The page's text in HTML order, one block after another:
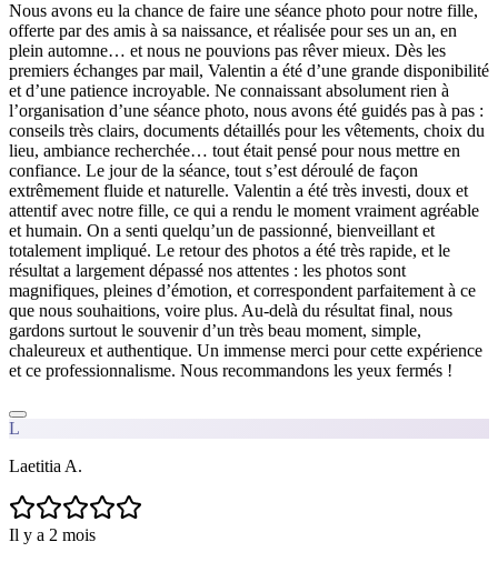
Nous avons eu la chance de faire une séance photo pour notre fille,
offerte par des amis à sa naissance, et réalisée pour ses un an, en
plein automne… et nous ne pouvions pas rêver mieux. Dès les
premiers échanges par mail, Valentin a été d’une grande disponibilité
et d’une patience incroyable. Ne connaissant absolument rien à
l’organisation d’une séance photo, nous avons été guidés pas à pas :
conseils très clairs, documents détaillés pour les vêtements, choix du
lieu, ambiance recherchée… tout était pensé pour nous mettre en
confiance. Le jour de la séance, tout s’est déroulé de façon
extrêmement fluide et naturelle. Valentin a été très investi, doux et
attentif avec notre fille, ce qui a rendu le moment vraiment agréable
et humain. On a senti quelqu’un de passionné, bienveillant et
totalement impliqué. Le retour des photos a été très rapide, et le
résultat a largement dépassé nos attentes : les photos sont
magnifiques, pleines d’émotion, et correspondent parfaitement à ce
que nous souhaitions, voire plus. Au-delà du résultat final, nous
gardons surtout le souvenir d’un très beau moment, simple,
chaleureux et authentique. Un immense merci pour cette expérience
et ce professionnalisme. Nous recommandons les yeux fermés !
L
Laetitia A.
Il y a 2 mois